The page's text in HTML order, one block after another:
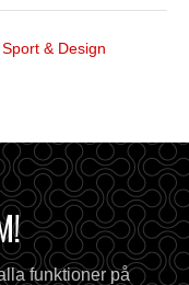
Sport & Design
funktioner på